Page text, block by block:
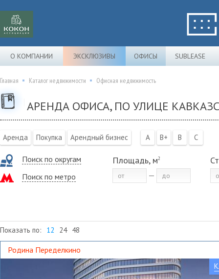
О КОМПАНИИ ЭКСКЛЮЗИВЫ ОФИСЫ SUBLEASE
Главная Каталог недвижимости Офисная недвижимость
АРЕНДА ОФИСА, ПО УЛИЦЕ
Аренда Покупка Арендный бизнес A B+ B C
Поиск по округам
Поиск по метро
Площадь, м2
Показать по: 12 24 48
Родина Переделкино